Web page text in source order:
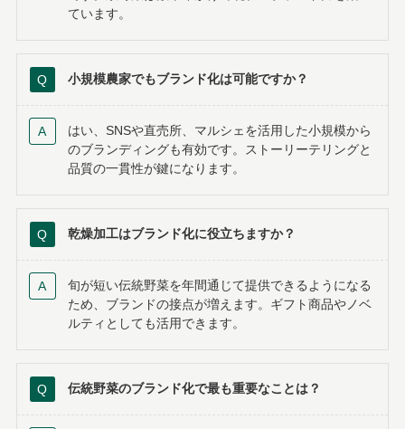
ています。
小規模農家でもブランド化は可能ですか？
はい、SNSや直売所、マルシェを活用した小規模から
のブランディングも有効です。ストーリーテリングと
品質の一貫性が鍵になります。
乾燥加工はブランド化に役立ちますか？
旬が短い伝統野菜を年間通じて提供できるようになる
ため、ブランドの接点が増えます。ギフト商品やノベ
ルティとしても活用できます。
伝統野菜のブランド化で最も重要なことは？